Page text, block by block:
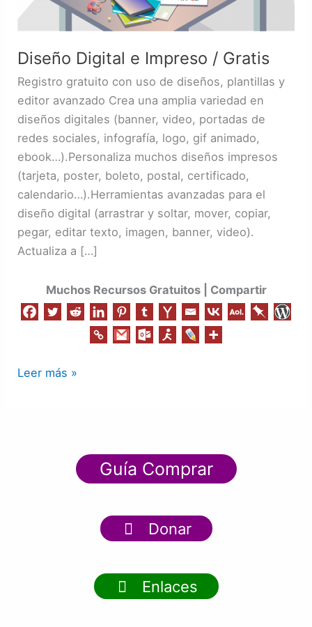
Diseño Digital e Impreso / Gratis
Registro gratuito con uso de diseños, plantillas y
editor avanzado Crea una amplia variedad en
diseños digitales (banner, video, portadas de
redes sociales, infografía, logo, gif animado,
ebook…).Personaliza muchos diseños impresos
(tarjeta, poster, boleto, postal, certificado,
calendario…).Herramientas avanzadas para el
diseño digital (arrastrar y soltar, mover, copiar,
pegar, editar texto, imagen, banner, video).
Actualiza a […]
Muchos Recursos Gratuitos | Compartir
Leer más »
Guía Comprar
Donar
Enlaces